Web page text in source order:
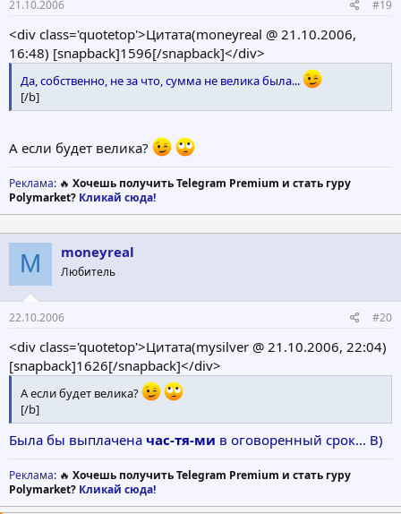
21.10.2006 #19
<div class='quotetop'>Цитата(moneyreal @ 21.10.2006,
16:48) [snapback]1596[/snapback]</div>
Да, собственно, не за что, сумма не велика была...
[/b]
А если будет велика?
Реклама: 🔥 Хочешь получить Telegram Premium и стать гуру
Polymarket? Кликай сюда!
M moneyreal
Любитель
22.10.2006 #20
<div class='quotetop'>Цитата(mysilver @ 21.10.2006, 22:04)
[snapback]1626[/snapback]</div>
А если будет велика?
[/b]
Была бы выплачена час-тя-ми в оговоренный срок... B)
Реклама: 🔥 Хочешь получить Telegram Premium и стать гуру
Polymarket? Кликай сюда!